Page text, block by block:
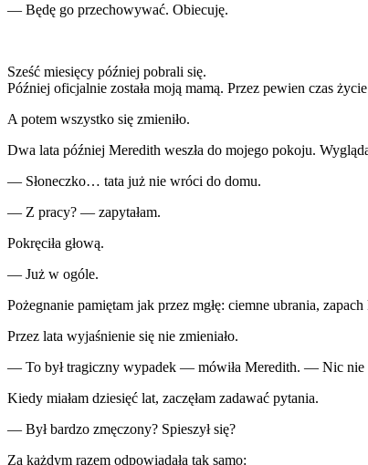
— Będę go przechowywać. Obiecuję.
Sześć miesięcy później pobrali się.
Później oficjalnie została moją mamą. Przez pewien czas
A potem wszystko się zmieniło.
Dwa lata później Meredith weszła do mojego pokoju.
— Słoneczko… tata już nie wróci do domu.
— Z pracy? — zapytałam.
Pokręciła głową.
— Już w ogóle.
Pożegnanie pamiętam jak przez mgłę: ciemne ubrania,
Przez lata wyjaśnienie się nie zmieniało.
— To był tragiczny wypadek — mówiła Meredith. — Nic nie
Kiedy miałam dziesięć lat, zaczęłam zadawać pytania.
— Był bardzo zmęczony? Spieszył się?
Za każdym razem odpowiadała tak samo: